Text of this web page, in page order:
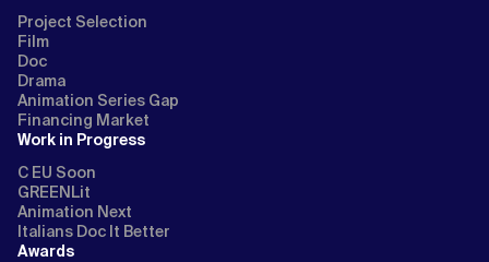
Project Selection
Film
Doc
Drama
Animation Series Gap
Financing Market
Work in Progress
C EU Soon
GREENLit
Animation Next
Italians Doc It Better
Awards